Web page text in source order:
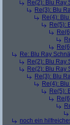
Re(2): Blu Ray
Re(3): Blu
Re(4):
Re(5):
Re: Blu Ray
Re(2): Blu Ray
Re(2): Blu Ray
Re(3): Blu
Re(4):
Re(5):
noch ein